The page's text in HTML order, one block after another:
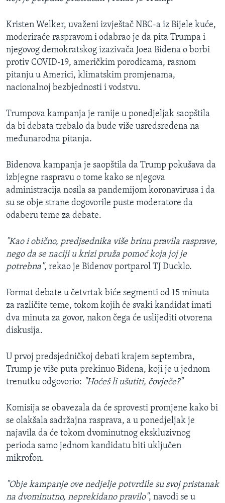
Kristen Welker, uvaženi izvještač NBC-a iz Bijele kuće,
moderiraće raspravom i odabrao je da pita Trumpa i
njegovog demokratskog izazivača Joea Bidena o borbi
protiv COVID-19, američkim porodicama, rasnom
pitanju u Americi, klimatskim promjenama,
nacionalnoj bezbjednosti i vodstvu.
Trumpova kampanja je ranije u ponedjeljak saopštila
da bi debata trebalo da bude više usredsređena na
međunarodna pitanja.
Bidenova kampanja je saopštila da Trump pokušava da
izbjegne raspravu o tome kako se njegova
administracija nosila sa pandemijom koronavirusa i da
su se obje strane dogovorile puste moderatore da
odaberu teme za debate.
"Kao i obično, predjsednika više brinu pravila rasprave,
nego da se naciji u krizi pruža pomoć koja joj je
potrebna", rekao je Bidenov portparol TJ Ducklo.
Format debate u četvrtak biće segmenti od 15 minuta
za različite teme, tokom kojih će svaki kandidat imati
dva minuta za govor, nakon čega će uslijediti otvorena
diskusija.
U prvoj predsjedničkoj debati krajem septembra,
Trump je više puta prekinuo Bidena, koji je u jednom
trenutku odgovorio: "Hoćeš li ušutiti, čovječe?"
Komisija se obavezala da će sprovesti promjene kako bi
se olakšala sadržajna rasprava, a u ponedjeljak je
najavila da će tokom dvominutnog ekskluzivnog
perioda samo jednom kandidatu biti uključen
mikrofon.
"Obje kampanje ove nedjelje potvrdile su svoj pristanak
na dvominutno, neprekidano pravilo", navodi se u